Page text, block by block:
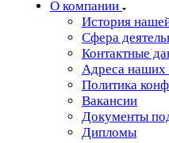
О компании
История
Сфера
Контактные
Адреса наших
Политика
Вакансии
Документы
Дипломы